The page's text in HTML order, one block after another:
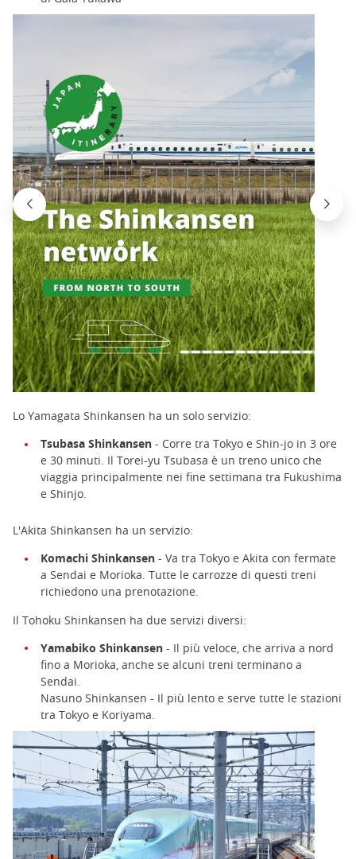
Lo Yamagata Shinkansen ha un solo servizio:
Tsubasa Shinkansen - Corre tra Tokyo e Shin-jo in 3 ore
e 30 minuti. Il Torei-yu Tsubasa è un treno unico che
viaggia principalmente nei fine settimana tra Fukushima
e Shinjo.
L'Akita Shinkansen ha un servizio:
Komachi Shinkansen - Va tra Tokyo e Akita con fermate
a Sendai e Morioka. Tutte le carrozze di questi treni
richiedono una prenotazione.
Il Tohoku Shinkansen ha due servizi diversi:
Yamabiko Shinkansen - Il più veloce, che arriva a nord
fino a Morioka, anche se alcuni treni terminano a
Sendai.
Nasuno Shinkansen - Il più lento e serve tutte le stazioni
tra Tokyo e Koriyama.